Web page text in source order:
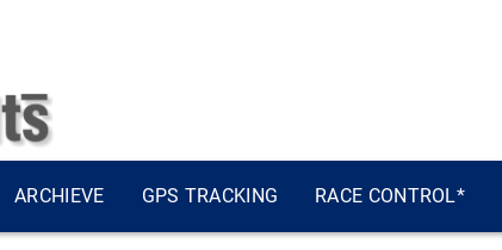
ARCHIEVE GPS TRACKING RACE CONTROL*